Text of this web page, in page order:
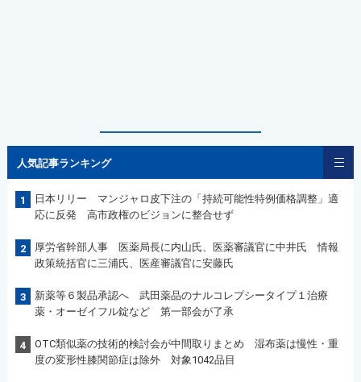
人気記事ランキング
1
日本リリー マンジャロ皮下注の「持続可能性特例価格調整」適
応に反発 高市政権のビジョンに整合せず
2
厚労省幹部人事 医薬局長に内山氏、医薬審議官に中井氏 情報
政策統括官に三浦氏、医産審議官に安藤氏
3
新薬等６製品承認へ 武田薬品のナルコレプシータイプ１治療
薬・オーゼイフル錠など 第一部会が了承
4
OTC類似薬の技術的検討会が中間取りまとめ 湿布薬は慢性・重
度の変形性膝関節症は除外 対象1042品目